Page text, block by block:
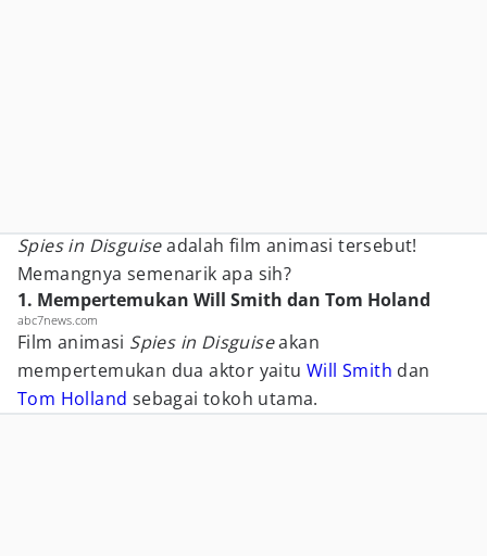
Spies in Disguiseadalah film animasi tersebut!
Memangnya semenarik apa sih?
1. Mempertemukan Will Smith dan Tom Holand
abc7news.com
Film animasi Spies in Disguiseakan
mempertemukan dua aktor yaitu Will Smith dan
Tom Holland sebagai tokoh utama.